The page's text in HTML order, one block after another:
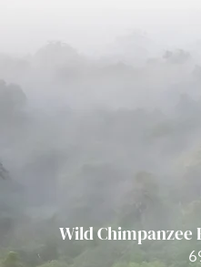
Wild Chimpanzee